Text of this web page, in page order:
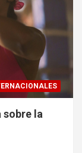
sobre la